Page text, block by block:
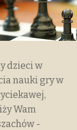
dzieci w
nauki gry w
Wam
-